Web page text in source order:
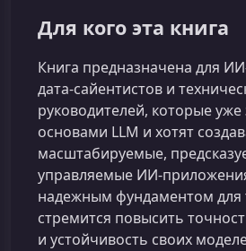
Для кого эта книга
Книга предназначена для
дата‑сайентистов и
руководителей, которые
основами LLM и хотят
масштабируемые,
управляемые
надежным фундаментом для
стремится повысить
и устойчивость своих